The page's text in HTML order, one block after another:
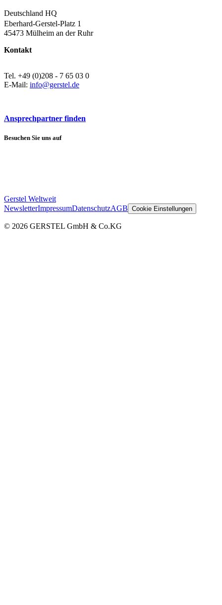
Deutschland HQ
Eberhard-Gerstel-Platz 1
45473 Mülheim an der Ruhr
Kontakt
Tel. +49 (0)208 - 7 65 03 0
E-Mail: info@gerstel.de
Ansprechpartner finden
Besuchen Sie uns auf
Gerstel Weltweit
NewsletterImpressumDatenschutzAGB Cookie Einstellungen
© 2026 GERSTEL GmbH & Co.KG